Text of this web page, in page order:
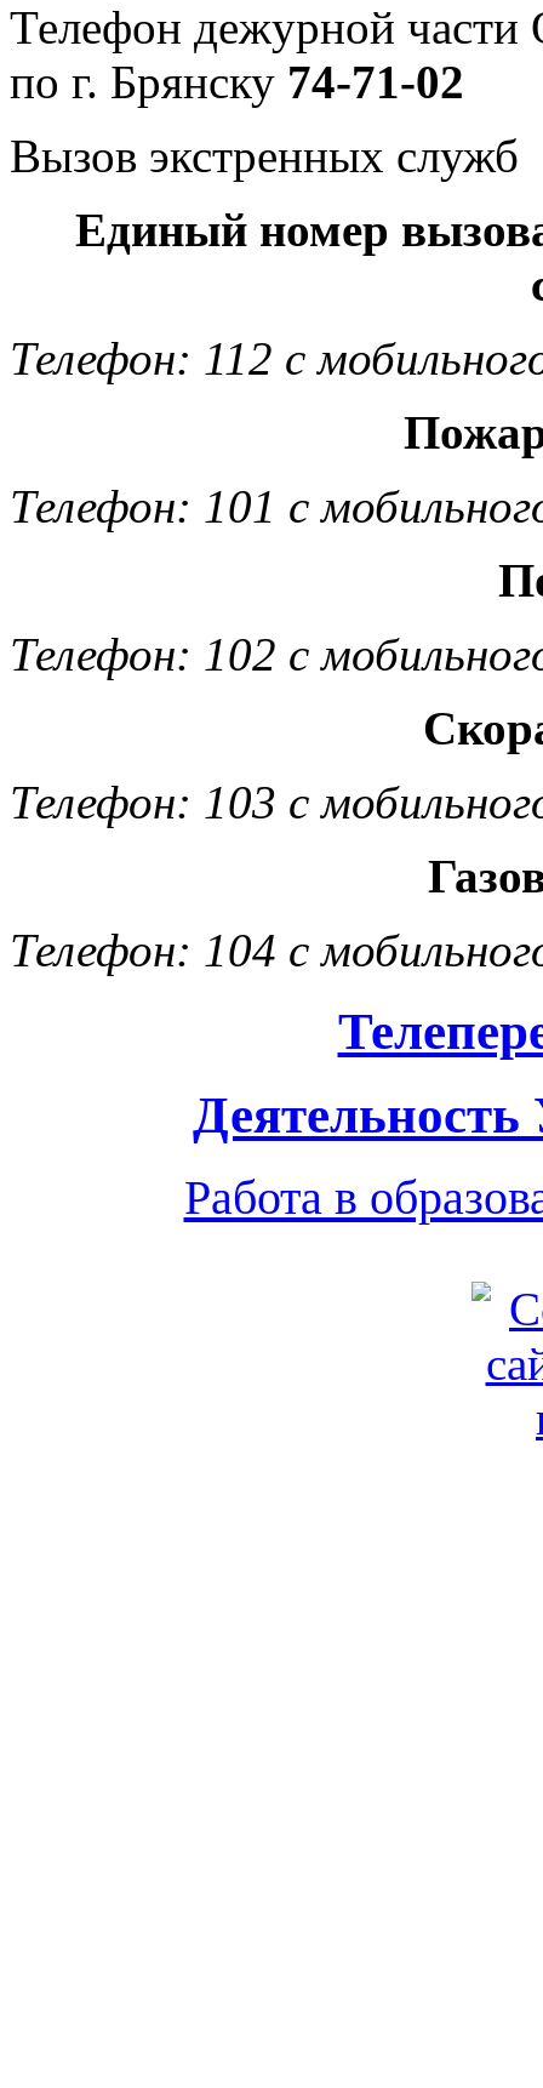
Телефон дежурной
по г. Брянску 74-71-02
Вызов экстренных служб
Единый номер
Телефон: 112 с
Телефон: 101 с
Телефон: 102 с
Телефон: 103 с
Телефон: 104 с
Работа в